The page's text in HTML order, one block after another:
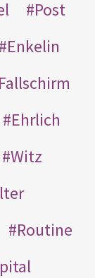
Post
Enkelin
Fallschirm
Ehrlich
Witz
Routine